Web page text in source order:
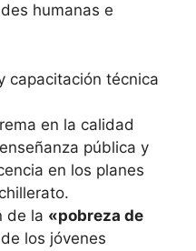
humanas e
capacitación técnica
en la calidad
pública y
en los planes
de la «pobreza de
los jóvenes